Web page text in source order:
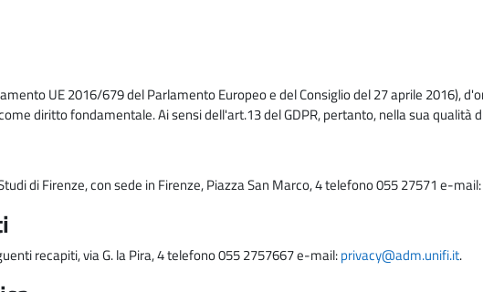
UE 2016/679 del Parlamento Europeo e del Consiglio del 27 aprile 2016),
diritto fondamentale. Ai sensi dell'art.13 del GDPR, pertanto, nella sua qualità
di Firenze, con sede in Firenze, Piazza San Marco, 4 telefono 055 27571 e-mail:
recapiti, via G. la Pira, 4 telefono 055 2757667 e-mail:privacy@adm.unifi.it.